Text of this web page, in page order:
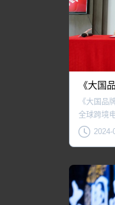
《大国
《大国品
全球跨境
2024-